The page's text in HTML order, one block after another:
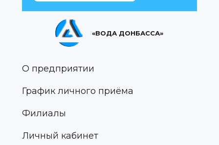
«ВОДА ДОНБАССА»
О предприятии
График личного приёма
Филиалы
Личный кабинет